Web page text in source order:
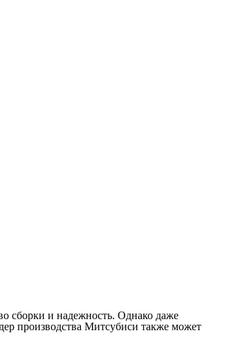
сборки и надежность. Однако даже
производства Митсубиси также может